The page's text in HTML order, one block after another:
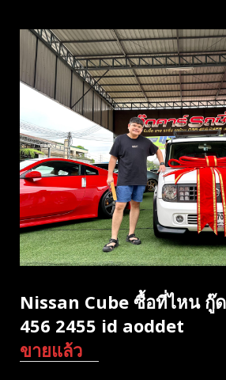
Nissan Cube ซื้อที่ไหน กู๊
456 2455 id aoddet
ขายแล้ว